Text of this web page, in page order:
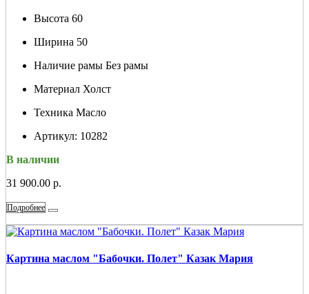
Высота 60
Ширина 50
Наличие рамы Без рамы
Материал Холст
Техника Масло
Артикул: 10282
В наличии
31 900.00 р.
Подробнее
Картина маслом "Бабочки. Полет" Казак Мария